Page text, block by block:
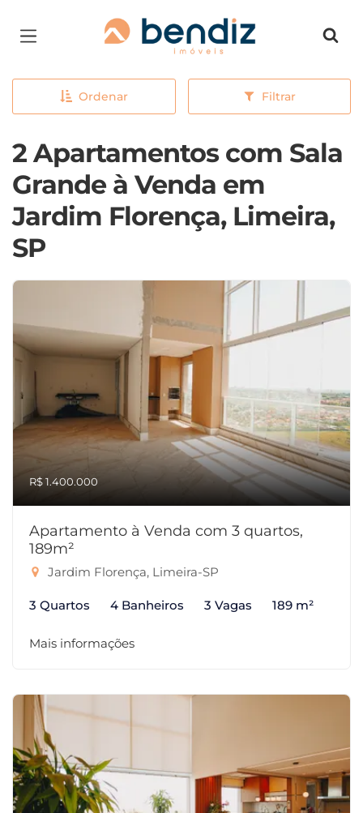
Página inicial
Ordenar Filtrar
2 Apartamentos com Sala
Grande à Venda em
Jardim Florença, Limeira,
SP
R$ 1.400.000
Apartamento à Venda com 3 quartos,
189m²
Jardim Florença, Limeira-SP
3 Quartos 4 Banheiros 3 Vagas 189 m²
Mais informações